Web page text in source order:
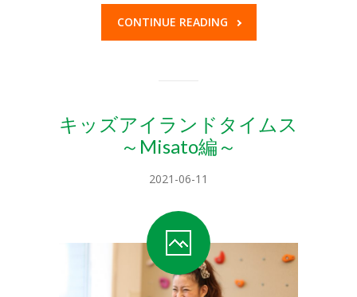
-- キッズアイランド駒沢
-- キッズアイランド目黒
お問い合せはこちら
-- プリスクール求人
-- 学生インターン募集
CONTINUE READING
キッズアイランドタイムス
～Misato編～
2021-06-11